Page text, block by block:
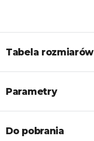
Tabela rozmiarów
Parametry
Do pobrania